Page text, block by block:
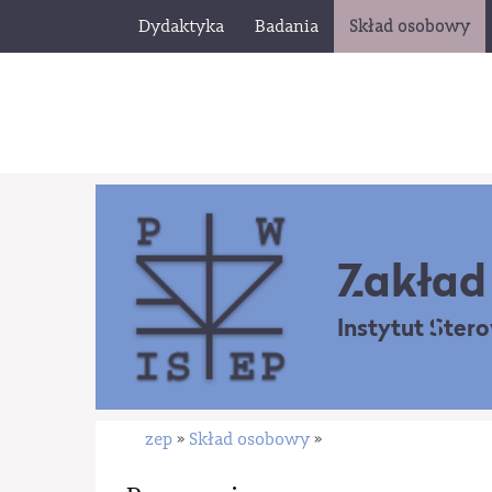
Dydaktyka Badania Skład osobowy
Instytut
zep » Skład osobowy »